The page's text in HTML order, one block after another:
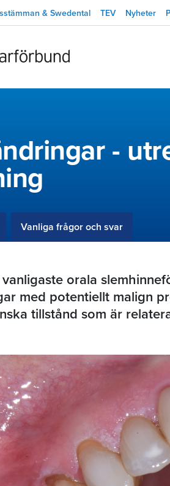
& Swedental TEV Nyheter
-
Vanliga frågor och svar
orala
med potentiellt malign
tillstånd som är